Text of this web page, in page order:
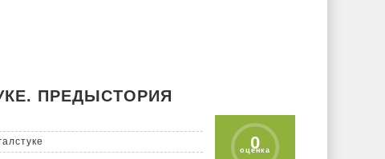
ПРЕДЫСТОРИЯ
0
оценка